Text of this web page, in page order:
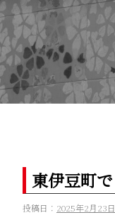
東伊豆町
投稿日： 2025年2月23日